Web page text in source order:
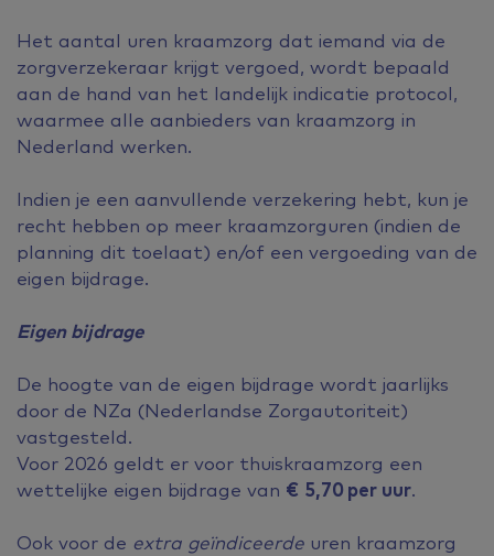
Het aantal uren kraamzorg dat iemand via de
zorgverzekeraar krijgt vergoed, wordt bepaald
aan de hand van het landelijk indicatie protocol,
waarmee alle aanbieders van kraamzorg in
Nederland werken.
Indien je een aanvullende verzekering hebt, kun je
recht hebben op meer kraamzorguren (indien de
planning dit toelaat) en/of een vergoeding van de
eigen bijdrage.
Eigen bijdrage
De hoogte van de eigen bijdrage wordt jaarlijks
door de NZa (Nederlandse Zorgautoriteit)
vastgesteld.
Voor 2026 geldt er voor thuiskraamzorg een
wettelijke eigen bijdrage van € 5,70 per uur.
Ook voor de extra geïndiceerde uren kraamzorg